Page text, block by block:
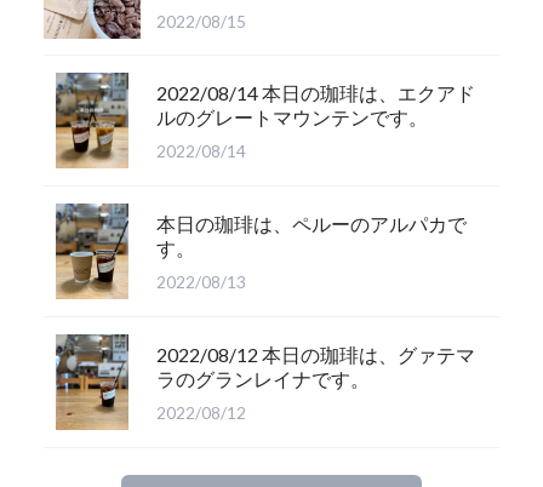
2022/08/15
2022/08/14 本日の珈琲は、エクアド
ルのグレートマウンテンです。
2022/08/14
本日の珈琲は、ペルーのアルパカで
す。
2022/08/13
2022/08/12 本日の珈琲は、グァテマ
ラのグランレイナです。
2022/08/12